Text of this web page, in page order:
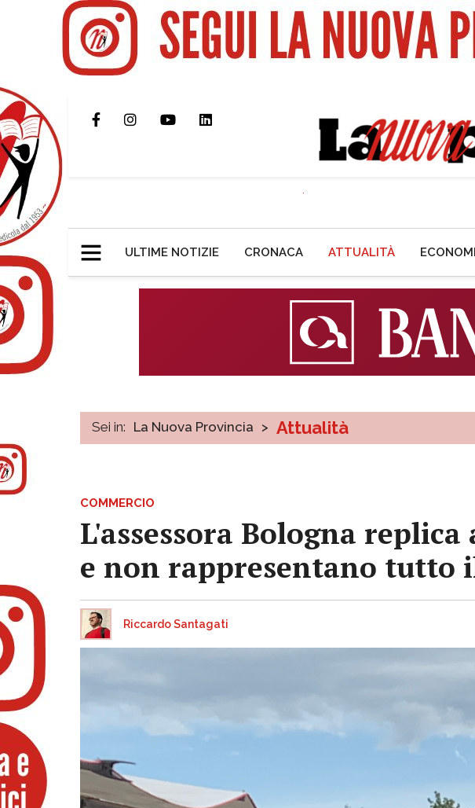
ULTIME NOTIZIE CRONACA ATTUALITÀ
Sei in: La Nuova Provincia > Attualità
COMMERCIO
L'assessora Bologna
e non rappresentano tutto
Riccardo Santagati